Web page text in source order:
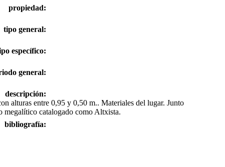
propiedad:
tipo general:
específico:
general:
descripción:
alturas entre 0,95 y 0,50 m.. Materiales del lugar. Junto
megalítico catalogado como Altxista.
bibliografía: